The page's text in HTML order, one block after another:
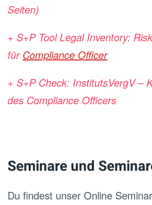
Seiten)
+ S+P Tool Legal Inventory:
für Compliance Officer
+ S+P Check: InstitutsVergV –
des Compliance Officers
Seminare und
Du findest unser Online